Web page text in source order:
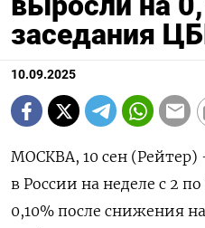
заседания
10.09.2025
МОСКВА, 10 сен
в России на неделе с 2
0,10% после снижения